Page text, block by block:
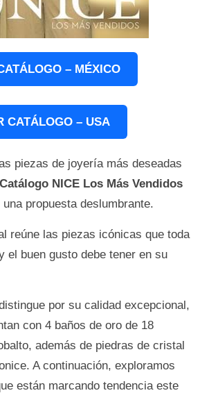
– MÉXICO
CATÁLOGO – USA
piezas de joyería más deseadas
Catálogo NICE Los Más Vendidos
propuesta deslumbrante.
reúne las piezas icónicas que toda
el buen gusto debe tener en su
por su calidad excepcional,
con 4 baños de oro de 18
además de piedras de cristal
A continuación, exploramos
están marcando tendencia este